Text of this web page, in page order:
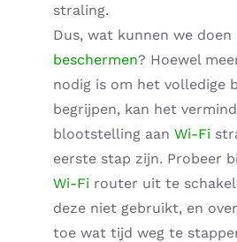
straling.
Dus, wat kunnen we
beschermen? Hoewel
nodig is om het volledige
begrijpen, kan het
blootstelling aan Wi-Fi
eerste stap zijn. Probeer
Wi-Fi router uit te
deze niet gebruikt, en
toe wat tijd weg te